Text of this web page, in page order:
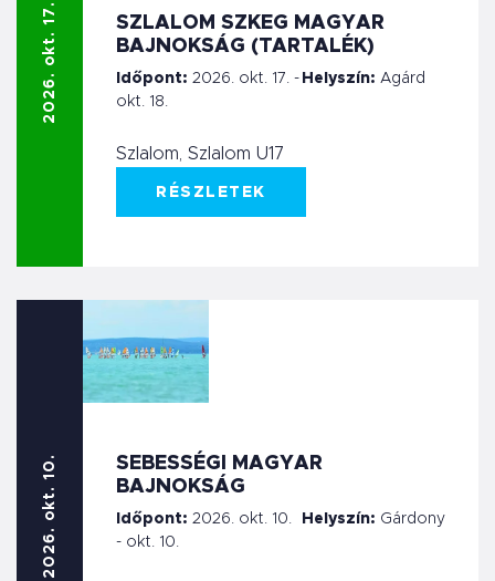
2026. okt. 17.
SZLALOM SZKEG MAGYAR
BAJNOKSÁG (TARTALÉK)
Időpont: 2026. okt. 17. -
okt. 18.
Helyszín: Agárd
Szlalom, Szlalom U17
RÉSZLETEK
2026. okt. 10.
SEBESSÉGI MAGYAR
BAJNOKSÁG
Időpont: 2026. okt. 10.
- okt. 10.
Helyszín: Gárdony